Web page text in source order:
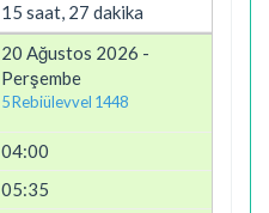
15 saat, 27 dakika
20 Ağustos 2026 -
Perşembe
5 Rebiülevvel 1448
04:00
05:35